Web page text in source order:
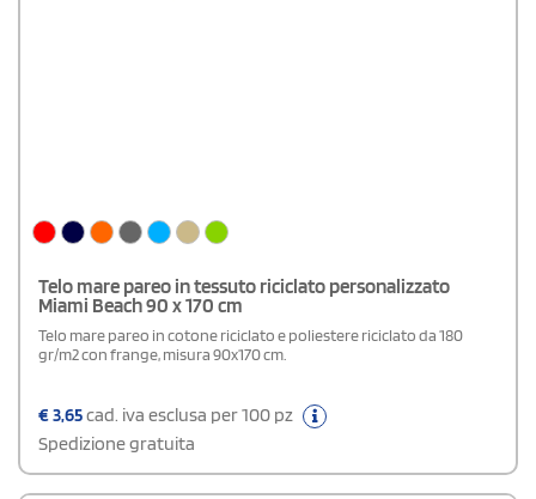
Telo mare pareo in tessuto riciclato personalizzato
Miami Beach 90 x 170 cm
Telo mare pareo in cotone riciclato e poliestere riciclato da 180
gr/m2 con frange, misura 90x170 cm.
€3,65cad. iva esclusa per 100 pz
Spedizione gratuita